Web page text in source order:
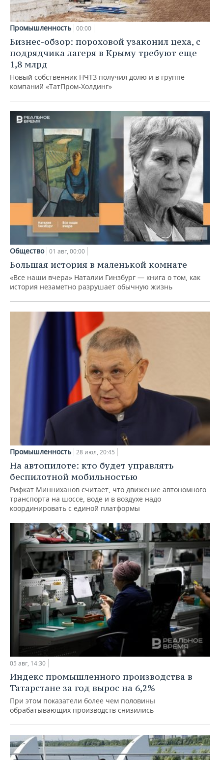
Промышленность 00:00
Бизнес-обзор: пороховой узаконил цеха, с
подрядчика лагеря в Крыму требуют еще
1,8 млрд
Новый собственник НЧТЗ получил долю и в группе
компаний «ТатПром-Холдинг»
Общество 01 авг, 00:00
Большая история в маленькой комнате
«Все наши вчера» Наталии Гинзбург — книга о том, как
история незаметно разрушает обычную жизнь
Промышленность 28 июл, 20:45
На автопилоте: кто будет управлять
беспилотной мобильностью
Рифкат Минниханов считает, что движение автономного
транспорта на шоссе, воде и в воздухе надо
координировать с единой платформы
05 авг, 14:30
Индекс промышленного производства в
Татарстане за год вырос на 6,2%
При этом показатели более чем половины
обрабатывающих производств снизились